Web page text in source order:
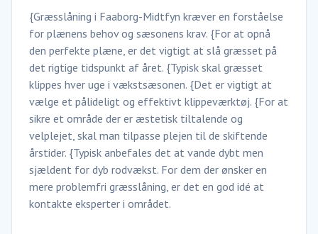
{Græsslåning i Faaborg-Midtfyn kræver en forståelse
for plænens behov og sæsonens krav. {For at opnå
den perfekte plæne, er det vigtigt at slå græsset på
det rigtige tidspunkt af året. {Typisk skal græsset
klippes hver uge i vækstsæsonen. {Det er vigtigt at
vælge et pålideligt og effektivt klippeværktøj. {For at
sikre et område der er æstetisk tiltalende og
velplejet, skal man tilpasse plejen til de skiftende
årstider. {Typisk anbefales det at vande dybt men
sjældent for dyb rodvækst. For dem der ønsker en
mere problemfri græsslåning, er det en god idé at
kontakte eksperter i området.